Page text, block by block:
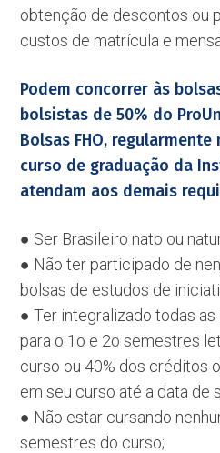
obtenção de descontos ou
custos de matrícula e
Podem concorrer às
bolsistas de 50% do
Bolsas FHO,
curso de graduação da
atendam aos demais
● Ser Brasileiro nato ou
● Não ter participado de
bolsas de estudos de
● Ter integralizado todas
para o 1o e 2o semestres
curso ou 40% dos créditos
em seu curso até a data de
● Não estar cursando
semestres do curso;